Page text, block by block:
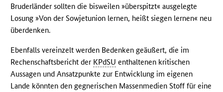
Bruderländer sollten die bisweilen »überspitzt« ausgelegte
Losung »Von der Sowjetunion lernen, heißt siegen lernen« neu
überdenken.
Ebenfalls vereinzelt werden Bedenken geäußert, die im
Rechenschaftsbericht der KPdSU enthaltenen kritischen
Aussagen und Ansatzpunkte zur Entwicklung im eigenen
Lande könnten den gegnerischen Massenmedien Stoff für eine